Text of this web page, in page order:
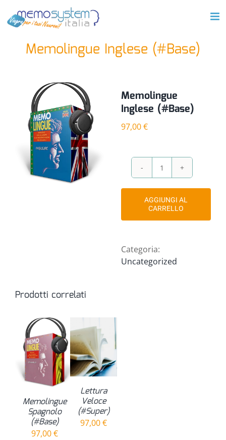
contenuto
Memolingue Inglese (#Base)
Memolingue
Inglese (#Base)
97,00€
Memolingue
(#Base)
quantità
AGGIUNGI AL
CARRELLO
Categoria:
Uncategorized
Prodotti correlati
Memolingue
Spagnolo
(#Base)
97,00€
Lettura
Veloce
(#Super)
97,00€